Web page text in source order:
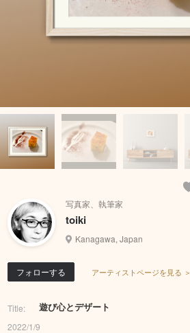
写真家、執筆家
toiki
Kanagawa, Japan
フォローする アーティストページを見る ＞
Title: 遊び心とデザート
2022/1/9